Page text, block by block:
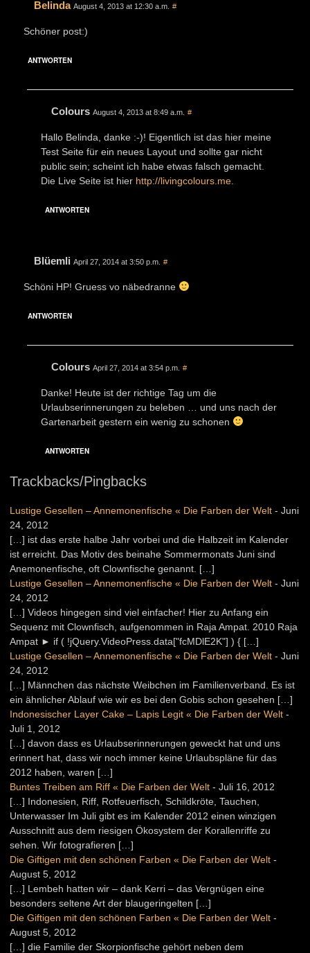
Belinda August 4, 2013 at 12:30 a.m. #
Schöner post:)
ANTWORTEN
Colours August 4, 2013 at 8:49 a.m. #
Hallo Belinda, danke :-)! Eigentlich ist das hier meine
Test Seite für ein neues Layout und sollte gar nicht
public sein; scheint ich habe etwas falsch gemacht.
Die Live Seite ist hier http://livingcolours.me
ANTWORTEN
Blüemli April 27, 2014 at 3:50 p.m. #
Schöni HP! Gruess vo näbedranne
ANTWORTEN
Colours April 27, 2014 at 3:54 p.m. #
Danke! Heute ist der richtige Tag um die
Urlaubserinnerungen zu beleben … und uns nach der
Gartenarbeit gestern ein wenig zu schonen
ANTWORTEN
Trackbacks/Pingbacks
Lustige Gesellen – Annemonenfische « Die Farben der Welt - Juni
24, 2012
[…] ist das erste halbe Jahr vorbei und die Halbzeit im Kalender
ist erreicht. Das Motiv des beinahe Sommermonats Juni sind
Anemonenfische, oft Clownfische genannt. […]
Lustige Gesellen – Annemonenfische « Die Farben der Welt - Juni
24, 2012
[…] Videos hingegen sind viel einfacher! Hier zu Anfang ein
Sequenz mit Clownfisch, aufgenommen in Raja Ampat. 2010 Raja
Ampat ► if ( !jQuery.VideoPress.data["fcMDlE2K"] ) { […]
Lustige Gesellen – Annemonenfische « Die Farben der Welt - Juni
24, 2012
[…] Männchen das nächste Weibchen im Familienverband. Es ist
ein ähnlicher Ablauf wie wir es bei den Gobis schon gesehen […]
Indonesischer Layer Cake – Lapis Legit « Die Farben der Welt -
Juli 1, 2012
[…] davon dass es Urlaubserinnerungen geweckt hat und uns
erinnert hat, dass wir noch immer keine Urlaubspläne für das
2012 haben, waren […]
Buntes Treiben am Riff « Die Farben der Welt - Juli 16, 2012
[…] Indonesien, Riff, Rotfeuerfisch, Schildkröte, Tauchen,
Unterwasser Im Juli gibt es im Kalender 2012 einen winzigen
Ausschnitt aus dem riesigen Ökosystem der Korallenriffe zu
sehen. Wir fotografieren […]
Die Giftigen mit den schönen Farben « Die Farben der Welt -
August 5, 2012
[…] Lembeh hatten wir – dank Kerri – das Vergnügen eine
besonders seltene Art der blaugeringelten […]
Die Giftigen mit den schönen Farben « Die Farben der Welt -
August 5, 2012
[…] die Familie der Skorpionfische gehört neben dem